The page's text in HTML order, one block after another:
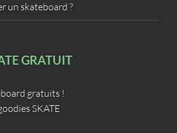
un skateboard ?
GRATUIT
gratuits !
SKATE